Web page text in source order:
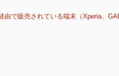
で販売されている端末（Xperia、